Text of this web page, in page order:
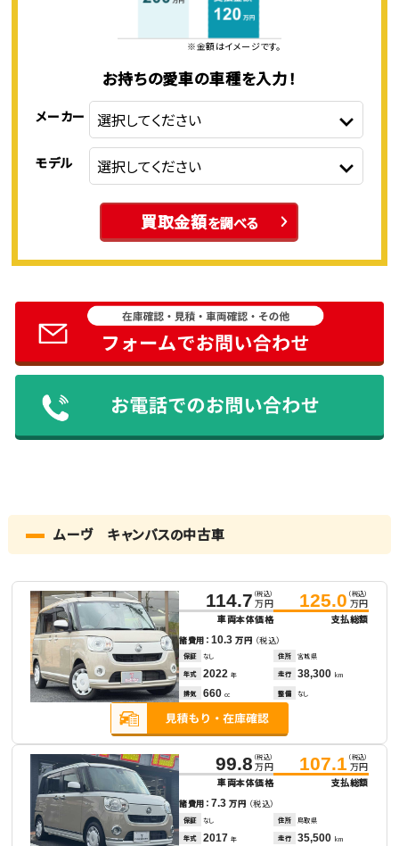
※金額はイメージです。
お持ちの愛車の車種を入力！
メーカー
モデル
買取金額を調べる
ムーヴ キャンバスの中古車
114.7 （税込）
万円
車両本体価格
125.0 （税込）
万円
支払総額
諸費用：10.3万円 （税込）
保証 なし 住所 宮城県
年式 2022 年 走行 38,300 km
排気 660 cc 整備 なし
99.8 （税込）
万円
車両本体価格
107.1 （税込）
万円
支払総額
諸費用：7.3万円 （税込）
保証 なし 住所 鳥取県
年式 2017 年 走行 35,500 km